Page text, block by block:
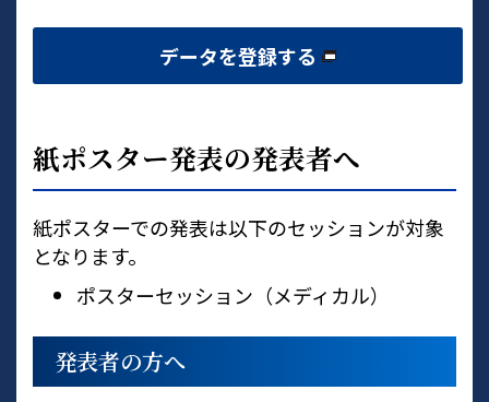
データを登録する
紙ポスター発表の発表者へ
紙ポスターでの発表は以下のセッションが対象
となります。
ポスターセッション（メディカル）
発表者の方へ